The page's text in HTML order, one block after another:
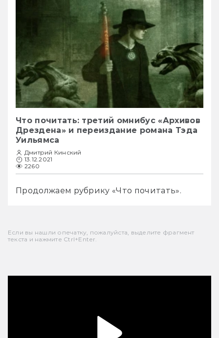
Что почитать: третий омнибус «Архивов
Дрездена» и переиздание романа Тэда
Уильямса
Дмитрий Кинский
13.12.2021
2260
Продолжаем рубрику «Что почитать».
Если вы нашли опечатку, пожалуйста, выделите фрагмент
текста и нажмите Ctrl+Enter.